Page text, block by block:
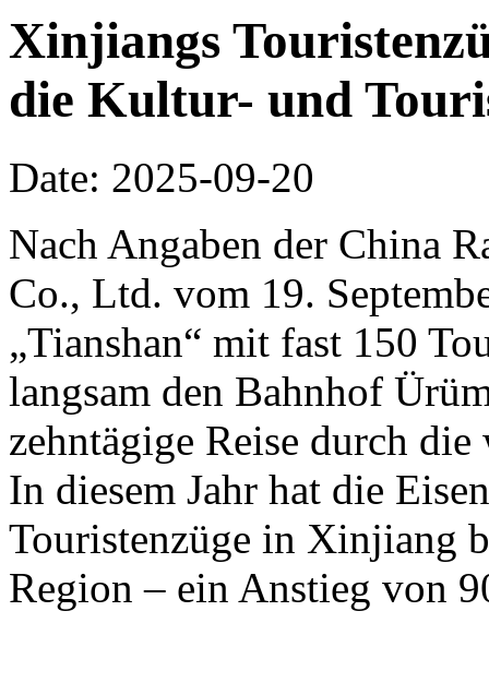
Xinjiangs
die Kultur- und
Date: 2025-09-20
Nach Angaben der China
Co., Ltd. vom 19.
„Tianshan“ mit fast 150
langsam den Bahnhof
zehntägige Reise durch
In diesem Jahr hat die
Touristenzüge in Xinjiang
Region – ein Anstieg von